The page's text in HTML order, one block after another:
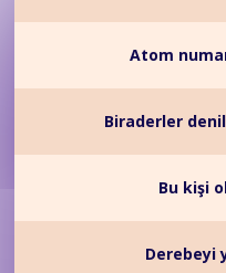
Atom
Biraderler
Bu kişi
Derebeyi